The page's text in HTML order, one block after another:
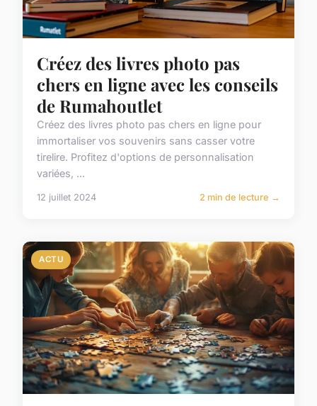
Créez des livres photo pas
chers en ligne avec les conseils
de Rumahoutlet
Créez des livres photo pas chers en ligne pour
immortaliser vos souvenirs sans casser votre
tirelire. Profitez d'options de personnalisation
variées, ...
12 juillet 2024 2 min de lecture →
ACTU